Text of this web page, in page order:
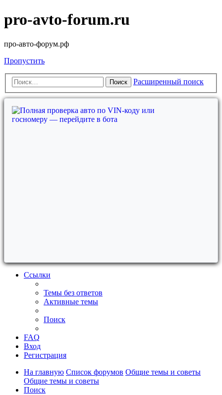
pro-avto-forum.ru
про-авто-форум.рф
Пропустить
Поиск Расширенный поиск
Ссылки
Темы без ответов
Активные темы
Поиск
FAQ
Вход
Регистрация
На главную Список форумов Общие темы и советы
Общие темы и советы
Поиск